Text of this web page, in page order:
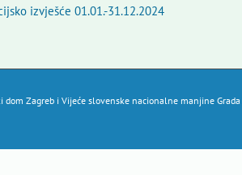
izvješće 01.01.-31.12.2024
Zagreb i Vijeće slovenske nacionalne manjine Grada